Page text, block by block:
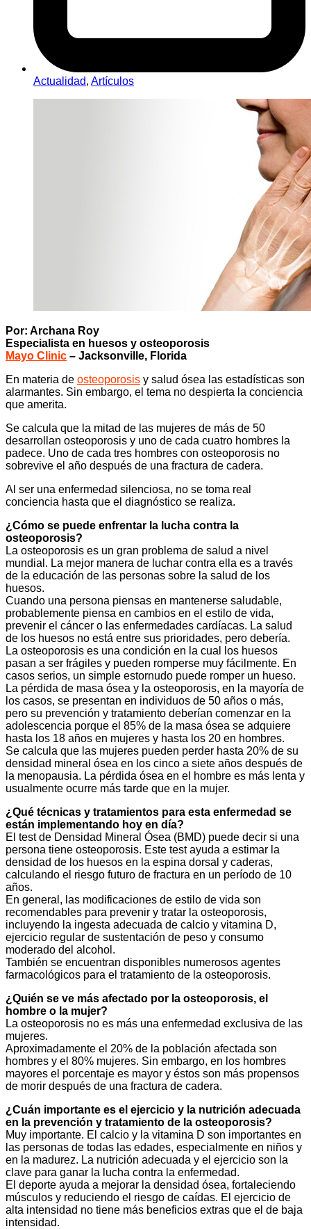
Actualidad, Artículos
Por: Archana Roy
Especialista en huesos y osteoporosis
Mayo Clinic – Jacksonville, Florida
En materia de osteoporosis y salud ósea las estadísticas son
alarmantes. Sin embargo, el tema no despierta la conciencia
que amerita.
Se calcula que la mitad de las mujeres de más de 50
desarrollan osteoporosis y uno de cada cuatro hombres la
padece. Uno de cada tres hombres con osteoporosis no
sobrevive el año después de una fractura de cadera.
Al ser una enfermedad silenciosa, no se toma real
conciencia hasta que el diagnóstico se realiza.
¿Cómo se puede enfrentar la lucha contra la
osteoporosis?
La osteoporosis es un gran problema de salud a nivel
mundial. La mejor manera de luchar contra ella es a través
de la educación de las personas sobre la salud de los
huesos.
Cuando una persona piensas en mantenerse saludable,
probablemente piensa en cambios en el estilo de vida,
prevenir el cáncer o las enfermedades cardíacas. La salud
de los huesos no está entre sus prioridades, pero debería.
La osteoporosis es una condición en la cual los huesos
pasan a ser frágiles y pueden romperse muy fácilmente. En
casos serios, un simple estornudo puede romper un hueso.
La pérdida de masa ósea y la osteoporosis, en la mayoría de
los casos, se presentan en individuos de 50 años o más,
pero su prevención y tratamiento deberían comenzar en la
adolescencia porque el 85% de la masa ósea se adquiere
hasta los 18 años en mujeres y hasta los 20 en hombres.
Se calcula que las mujeres pueden perder hasta 20% de su
densidad mineral ósea en los cinco a siete años después de
la menopausia. La pérdida ósea en el hombre es más lenta y
usualmente ocurre más tarde que en la mujer.
¿Qué técnicas y tratamientos para esta enfermedad se
están implementando hoy en día?
El test de Densidad Mineral Ósea (BMD) puede decir si una
persona tiene osteoporosis. Este test ayuda a estimar la
densidad de los huesos en la espina dorsal y caderas,
calculando el riesgo futuro de fractura en un período de 10
años.
En general, las modificaciones de estilo de vida son
recomendables para prevenir y tratar la osteoporosis,
incluyendo la ingesta adecuada de calcio y vitamina D,
ejercicio regular de sustentación de peso y consumo
moderado del alcohol.
También se encuentran disponibles numerosos agentes
farmacológicos para el tratamiento de la osteoporosis.
¿Quién se ve más afectado por la osteoporosis, el
hombre o la mujer?
La osteoporosis no es más una enfermedad exclusiva de las
mujeres.
Aproximadamente el 20% de la población afectada son
hombres y el 80% mujeres. Sin embargo, en los hombres
mayores el porcentaje es mayor y éstos son más propensos
de morir después de una fractura de cadera.
¿Cuán importante es el ejercicio y la nutrición adecuada
en la prevención y tratamiento de la osteoporosis?
Muy importante. El calcio y la vitamina D son importantes en
las personas de todas las edades, especialmente en niños y
en la madurez. La nutrición adecuada y el ejercicio son la
clave para ganar la lucha contra la enfermedad.
El deporte ayuda a mejorar la densidad ósea, fortaleciendo
músculos y reduciendo el riesgo de caídas. El ejercicio de
alta intensidad no tiene más beneficios extras que el de baja
intensidad.